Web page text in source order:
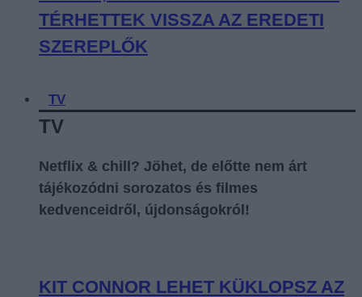
TÉRHETTEK VISSZA AZ EREDETI
SZEREPLŐK
TV
TV
Netflix & chill? Jöhet, de előtte nem árt
tájékozódni sorozatos és filmes
kedvenceidről, újdonságokról!
KIT CONNOR LEHET KÜKLOPSZ AZ